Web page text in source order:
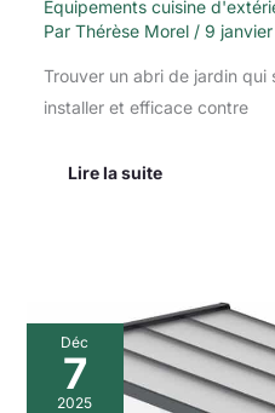
Équipements cuisine
Par Thérèse Morel / 9
Trouver un abri de jardin qui
installer et efficace contre
Lire la suite
Déc
7
2025
Test
de
la
pergola